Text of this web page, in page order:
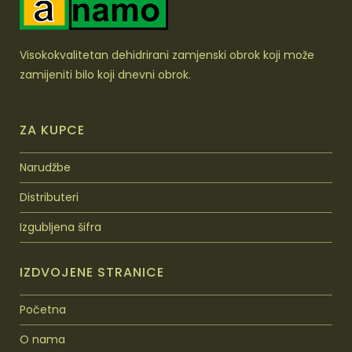
Visokokvalitetan dehidrirani zamjenski obrok koji može
zamijeniti bilo koji dnevni obrok.
ZA KUPCE
Narudžbe
Distributeri
Izgubljena šifra
IZDVOJENE STRANICE
Početna
O nama